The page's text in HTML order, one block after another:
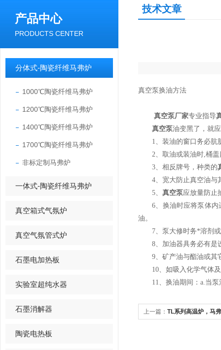
产品中心
PRODUCTS CENTER
分体式-陶瓷纤维马弗炉
1000℃陶瓷纤维马弗炉
1200℃陶瓷纤维马弗炉
1400℃陶瓷纤维马弗炉
1700℃陶瓷纤维马弗炉
非标定制马弗炉
一体式-陶瓷纤维马弗炉
真空箱式气氛炉
真空气氛管式炉
石墨电加热板
实验室超纯水器
石墨消解器
陶瓷电热板
技术文章
真空泵换油方法
真空泵厂家专业指导
真空泵油变黑了，就
1、装油的窗口务必肮脏
2、取油或装油时,桶盖
3、相反牌号，种类的
4、宽大防止真空油与其
5、 真空泵应放量防止
6、换油时应将泵体内运
油。
7、泵大修时务*溶剂或
8、加油器具务必有是设
9、矿产油与酯油或其它
10、如吸入化学气体及
11、换油期间：a.当泵
上一篇： TL系列高温炉，马